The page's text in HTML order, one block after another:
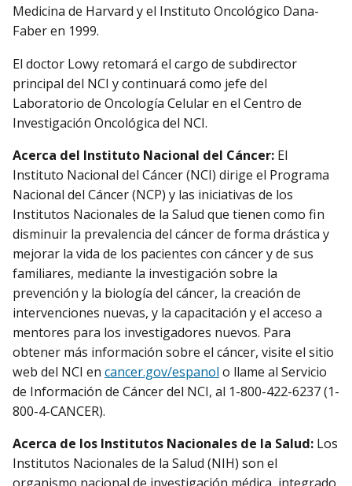
Medicina de Harvard y el Instituto Oncológico Dana-
Faber en 1999.
El doctor Lowy retomará el cargo de subdirector
principal del NCI y continuará como jefe del
Laboratorio de Oncología Celular en el Centro de
Investigación Oncológica del NCI.
Acerca del Instituto Nacional del Cáncer: El
Instituto Nacional del Cáncer (NCI) dirige el Programa
Nacional del Cáncer (NCP) y las iniciativas de los
Institutos Nacionales de la Salud que tienen como fin
disminuir la prevalencia del cáncer de forma drástica y
mejorar la vida de los pacientes con cáncer y de sus
familiares, mediante la investigación sobre la
prevención y la biología del cáncer, la creación de
intervenciones nuevas, y la capacitación y el acceso a
mentores para los investigadores nuevos. Para
obtener más información sobre el cáncer, visite el sitio
web del NCI en cancer.gov/espanolo llame al Servicio
de Información de Cáncer del NCI, al 1-800-422-6237 (1-
800-4-CANCER).
Acerca de los Institutos Nacionales de la Salud: Los
Institutos Nacionales de la Salud (NIH) son el